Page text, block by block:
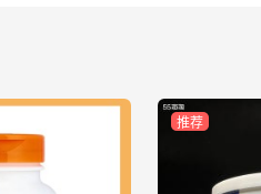
推荐
FWRD黑五2026